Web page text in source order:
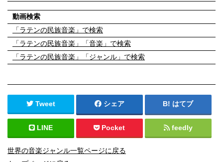
動画検索
「ラテンの民族音楽」で検索
「ラテンの民族音楽」「音楽」で検索
「ラテンの民族音楽」「ジャンル」で検索
Tweet シェア はてブ
LINE Pocket feedly
世界の音楽ジャンル一覧ページに戻る